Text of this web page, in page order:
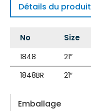
Détails du produit
No Size
1848 21″
1848BR
21″
Emballage